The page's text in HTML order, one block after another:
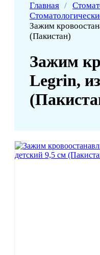
Главная /
Зажим
(Пакистан)
Зажим
Legrin,